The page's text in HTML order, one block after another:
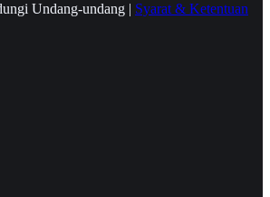
Undang-undang | Syarat & Ketentuan